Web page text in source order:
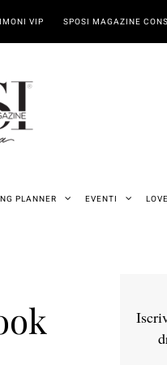
VIP SPOSI MAGAZINE
PLANNER EVENTI